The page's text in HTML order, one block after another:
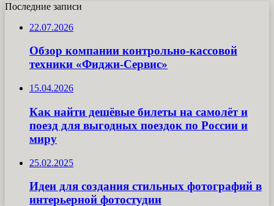
Последние записи
22.07.2026
Обзор компании контрольно-кассовой
техники «Фиджи-Сервис»
15.04.2026
Как найти дешёвые билеты на самолёт и
поезд для выгодных поездок по России и
миру
25.02.2025
Идеи для создания стильных фотографий в
интерьерной фотостудии